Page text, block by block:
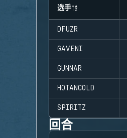
选手
DFUZR
GAVENI
GUNNAR
HOTANCOLD
SPIRITZ
回合